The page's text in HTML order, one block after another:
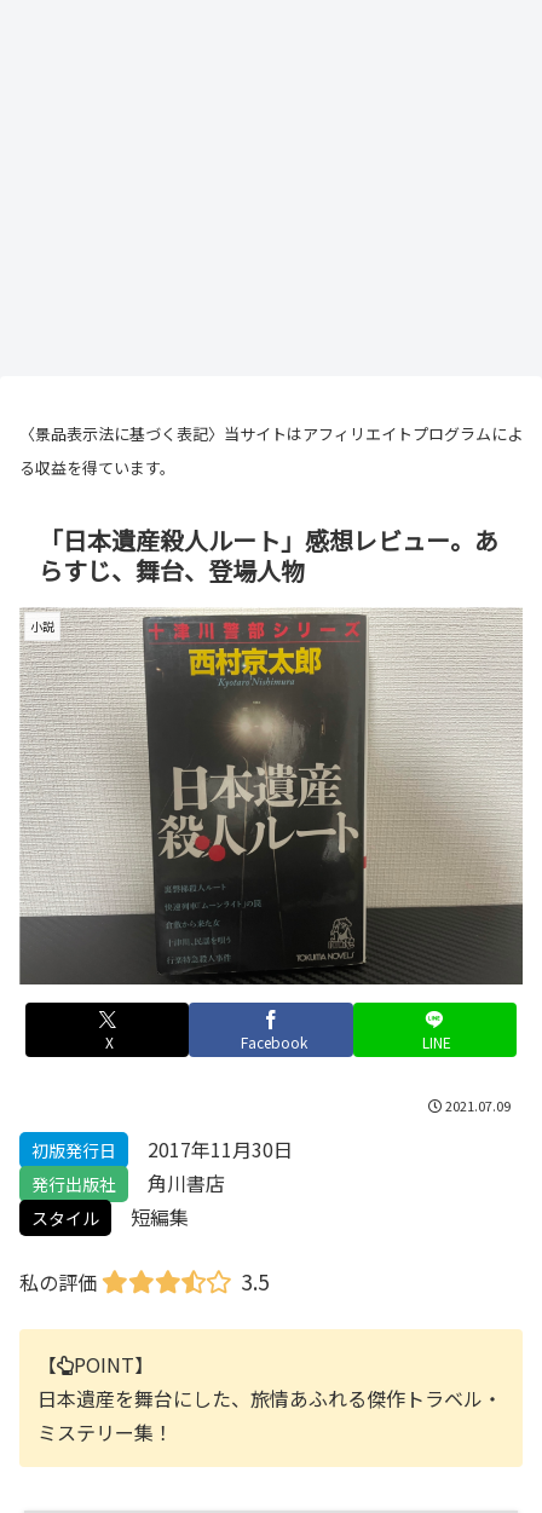
〈景品表示法に基づく表記〉当サイトはアフィリエイトプログラムによ
る収益を得ています。
「日本遺産殺人ルート」感想レビュー。あ
らすじ、舞台、登場人物
小説
X Facebook LINE
2021.07.09
初版発行日 2017年11月30日
発行出版社 角川書店
スタイル 短編集
私の評価 3.5
【
POINT】
日本遺産を舞台にした、旅情あふれる傑作トラベル・
ミステリー集！